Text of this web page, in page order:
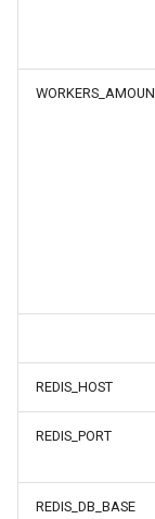
REDIS_HOST
REDIS_PORT
REDIS_DB_BASE